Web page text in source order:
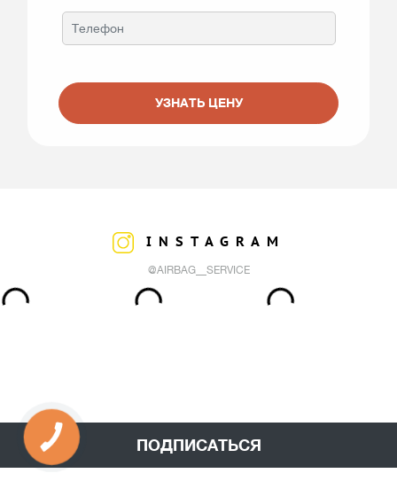
УЗНАТЬ ЦЕНУ
INSTAGRAM
@AIRBAG__SERVICE
ПОДПИСАТЬСЯ